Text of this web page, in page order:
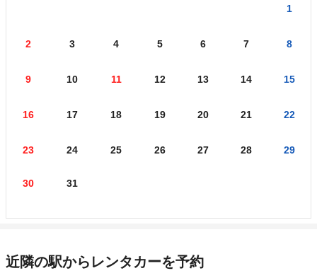
1
2 3 4 5 6 7 8
9 10 11 12 13 14 15
16 17 18 19 20 21 22
23 24 25 26 27 28 29
30 31
近隣の駅からレンタカーを予約